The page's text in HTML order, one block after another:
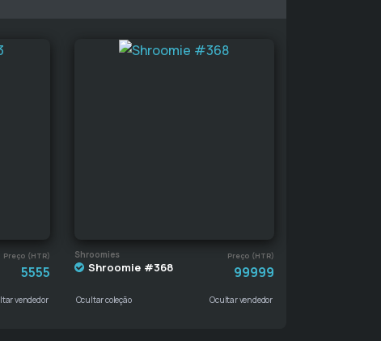
Preço (HTR)
5555
vendedor
Shroomies Preço (HTR)
Shroomie #368 99999
Ocultar coleção Ocultar vendedor